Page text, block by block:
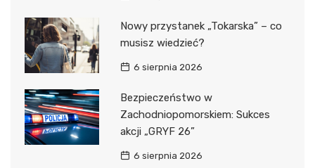
Nowy przystanek „Tokarska” – co
musisz wiedzieć?
6 sierpnia 2026
Bezpieczeństwo w
Zachodniopomorskiem: Sukces
akcji „GRYF 26”
6 sierpnia 2026